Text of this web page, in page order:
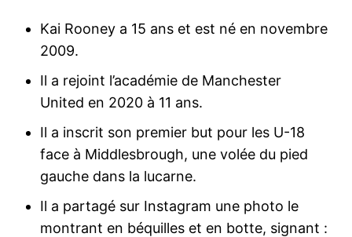
Kai Rooney a 15 ans et est né en novembre
2009.
Il a rejoint l’académie de Manchester
United en 2020 à 11 ans.
Il a inscrit son premier but pour les U-18
face à Middlesbrough, une volée du pied
gauche dans la lucarne.
Il a partagé sur Instagram une photo le
montrant en béquilles et en botte, signant :